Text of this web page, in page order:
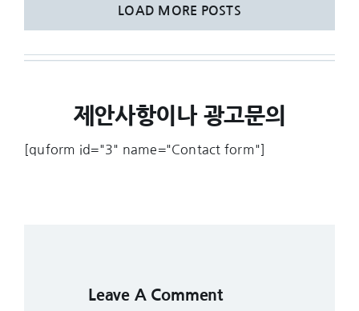
LOAD MORE POSTS
제안사항이나 광고문의
[quform id="3" name="Contact form"]
Leave A Comment